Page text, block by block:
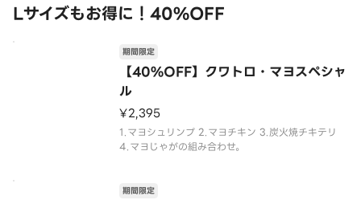
Lサイズもお得に！40%OFF
【40%OFF】クワトロ・マヨスペシャ
ル
期間限定
¥2,395
1.マヨシュリンプ 2.マヨチキン 3.炭火焼チキテリ
4.マヨじゃがの組み合わせ。
期間限定